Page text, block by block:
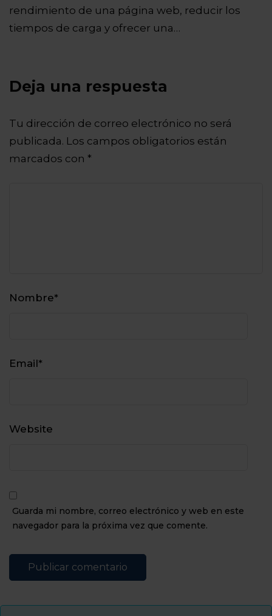
rendimiento de una página web, reducir los
tiempos de carga y ofrecer una…
Deja una respuesta
Tu dirección de correo electrónico no será
publicada. Los campos obligatorios están
marcados con *
Nombre*
Email*
Website
Guarda mi nombre, correo electrónico y web en este
navegador para la próxima vez que comente.